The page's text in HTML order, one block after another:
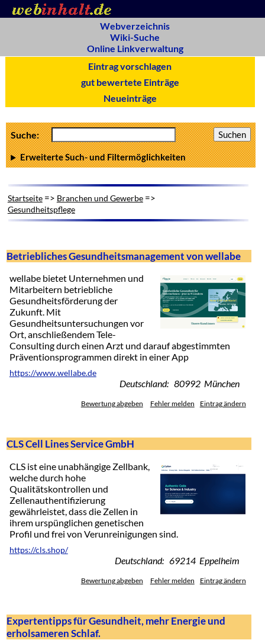
Webverzeichnis
Wiki-Suche
Online Linkverwaltung
Eintrag vorschlagen
gut bewertete Einträge
Neueinträge
Suche:
Erweiterte Such- und Filtermöglichkeiten
Startseite=> Branchen und Gewerbe=>
Gesundheitspflege
Betriebliches Gesundheitsmanagement von wellabe
wellabe bietet Unternehmen und
Mitarbeitern betriebliche
Gesundheitsförderung der
Zukunft. Mit
Gesundheitsuntersuchungen vor
Ort, anschließendem Tele-
Consulting durch einen Arzt und darauf abgestimmten
Präventionsprogrammen direkt in einer App
https://www.wellabe.de
Deutschland: 80992 München
Bewertung abgeben Fehler melden Eintrag ändern
CLS Cell Lines Service GmbH
CLS ist eine unabhängige Zellbank,
welche durch hohe
Qualitätskontrollen und
Zellenauthentifizierung
gewährleistet, dass die Zellen in
ihrem urspünglichen genetischen
Profil und frei von Verunreinigungen sind.
https://cls.shop/
Deutschland: 69214 Eppelheim
Bewertung abgeben Fehler melden Eintrag ändern
Expertentipps für Gesundheit, mehr Energie und
erholsameren Schlaf.